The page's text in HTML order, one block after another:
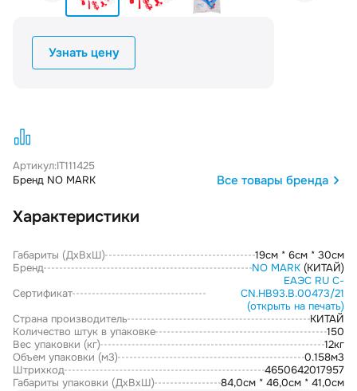
Узнать цену
Артикул:IT111425
Бренд NO MARK
Все товары бренда
Характеристики
Габариты (ДxВxШ)
19см * 6см * 30см
Бренд
NO MARK (КИТАЙ)
Сертификат
ЕАЭС RU С-
CN.НВ93.В.00473/21
(открыть на печать)
Страна производитель
КИТАЙ
Количество штук в упаковке
150
Вес упаковки (кг)
12кг
Объем упаковки (м3)
0.158м3
Штрихкод
4650642017957
Габариты упаковки (ДxВxШ)
84,0см * 46,0см * 41,0см